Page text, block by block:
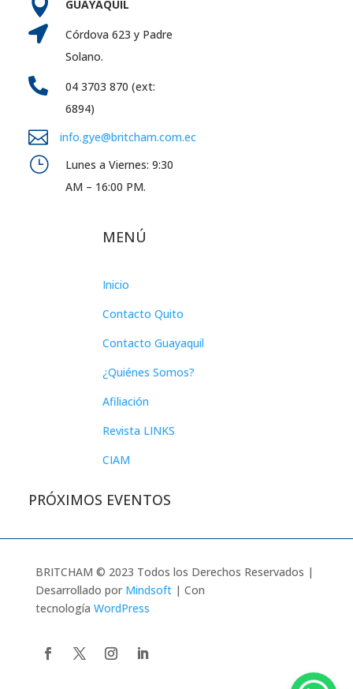
 GUAYAQUIL

Córdova 623 y Padre
Solano.

04 3703 870 (ext:
6894)
 info.gye@britcham.com.ec
}
Lunes a Viernes: 9:30
AM – 16:00 PM.
MENÚ
Inicio
Contacto Quito
Contacto Guayaquil
¿Quiénes Somos?
Afiliación
Revista LINKS
CIAM
PRÓXIMOS EVENTOS
BRITCHAM © 2023 Todos los Derechos Reservados |
Desarrollado por Mindsoft| Con
tecnología WordPress